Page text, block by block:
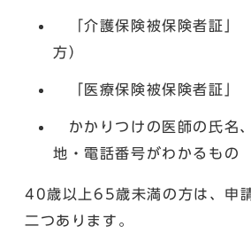
「介護保険被保険者証」
方）
「医療保険被保険者証」
かかりつけの医師の氏名
地・電話番号がわかるもの
40歳以上65歳未満の方は、申
二つあります。